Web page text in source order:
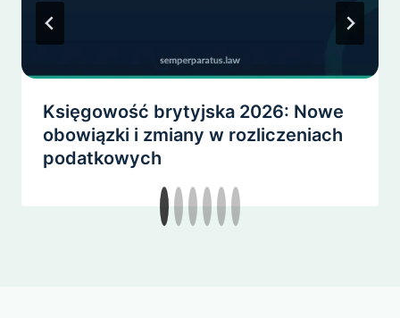
Księgowość brytyjska 2026: Nowe
obowiązki i zmiany w rozliczeniach
podatkowych